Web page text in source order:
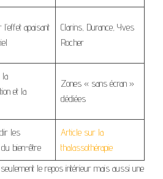
l’effet apaisant
Clarins, Durance, Yves
Rocher
la
et la
Zones « sans écran »
dédiées
les
bien-être
Article sur la
thalassothérapie
le repos intérieur mais aussi une